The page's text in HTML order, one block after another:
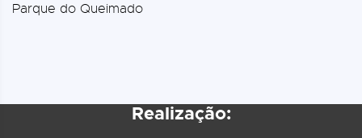
Parque do Queimado
Realização: